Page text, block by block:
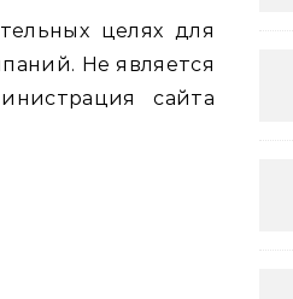
целях для
Не является
сайта